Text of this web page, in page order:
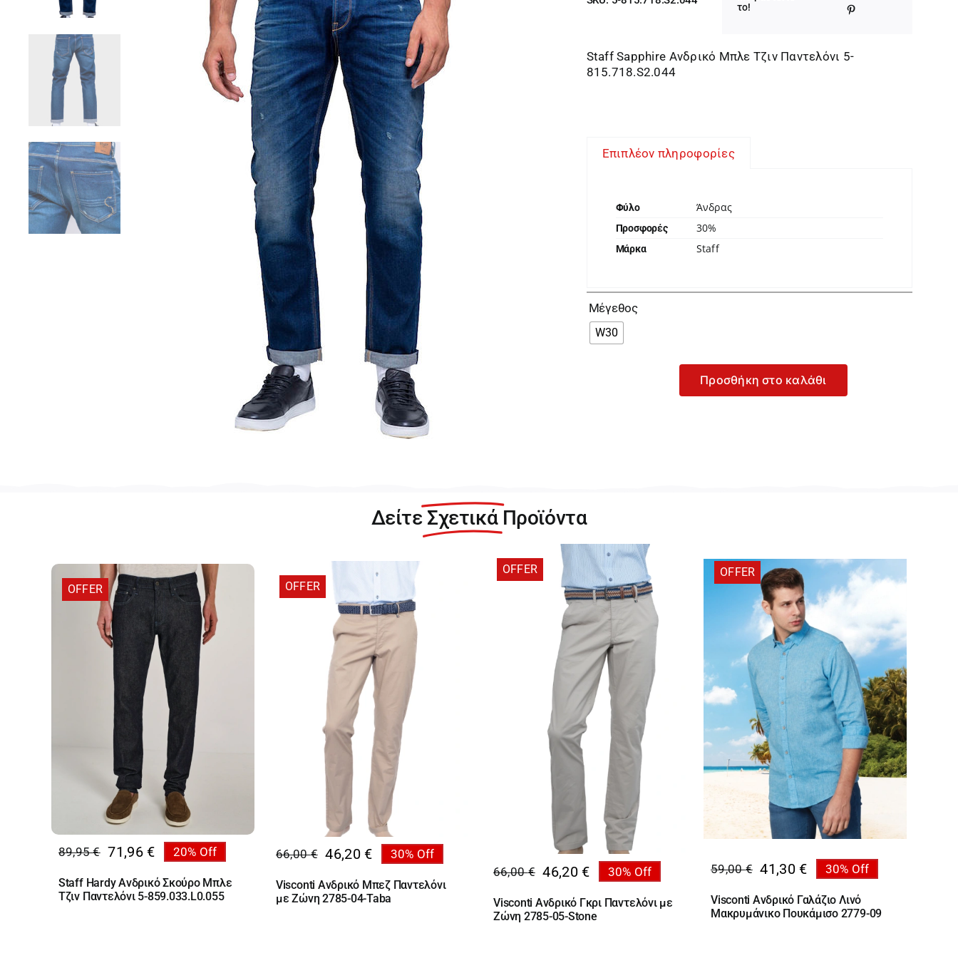
76,96 €.
το!
Staff Sapphire Ανδρικό Μπλε Τζιν Παντελόνι 5-
815.718.S2.044
Επιπλέον πληροφορίες
Φύλο Άνδρας
Προσφορές 30%
Μάρκα Staff
Μέγεθος
W30
Προσθήκη στο καλάθι
Δείτε Σχετικά Προϊόντα
OFFER
89,95€
Original
price
was:
71,96 €
Η
τρέχουσα
τιμή
20% Off
Staff Hardy Ανδρικό Σκούρο Μπλε
Τζιν Παντελόνι 5-859.033.L0.055
OFFER
66,00€
Original
price
was:
46,20 €
Η
τρέχουσα
τιμή
30% Off
Visconti Ανδρικό Μπεζ Παντελόνι
με Ζώνη 2785-04-Taba
OFFER
66,00€
Original
price
was:
46,20 €
Η
τρέχουσα
τιμή
30% Off
Visconti Ανδρικό Γκρι Παντελόνι με
Ζώνη 2785-05-Stone
OFFER
59,00€
Original
price
was:
41,30 €
Η
τρέχουσα
τιμή
30% Off
Visconti Ανδρικό Γαλάζιο Λινό
Μακρυμάνικο Πουκάμισο 2779-09